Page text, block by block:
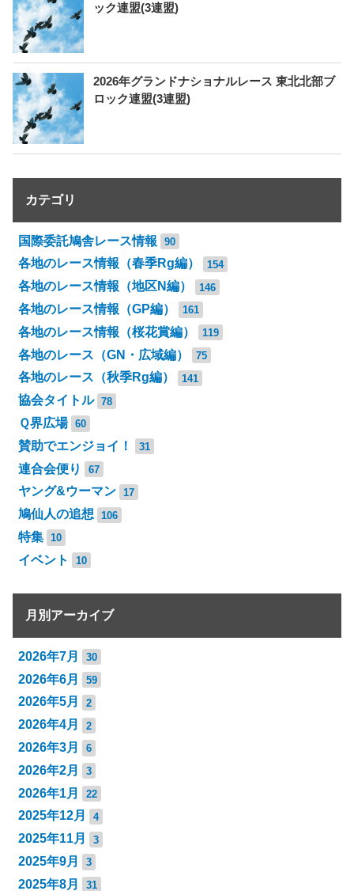
ック連盟(3連盟)
2026年グランドナショナルレース 東北北部ブ
ロック連盟(3連盟)
カテゴリ
国際委託鳩舎レース情報 90
各地のレース情報（春季Rg編） 154
各地のレース情報（地区N編） 146
各地のレース情報（GP編） 161
各地のレース情報（桜花賞編） 119
各地のレース（GN・広域編） 75
各地のレース（秋季Rg編） 141
協会タイトル 78
Ｑ界広場 60
賛助でエンジョイ！ 31
連合会便り 67
ヤング&ウーマン 17
鳩仙人の追想 106
特集 10
イベント 10
月別アーカイブ
2026年7月 30
2026年6月 59
2026年5月 2
2026年4月 2
2026年3月 6
2026年2月 3
2026年1月 22
2025年12月 4
2025年11月 3
2025年9月 3
2025年8月 31